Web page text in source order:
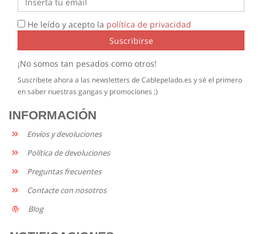
He leído y acepto la política de privacidad
Suscribirse
¡No somos tan pesados como otros!
Suscribete ahora a las newsletters de Cablepelado.es y sé el primero
en saber nuestras gangas y promociones ;)
INFORMACIÓN
Envíos y devoluciones
Política de devoluciones
Preguntas frecuentes
Contacte con nosotros
Blog